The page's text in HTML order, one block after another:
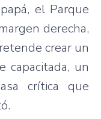
el Parque
derecha,
crear un
capacitada, un
crítica que